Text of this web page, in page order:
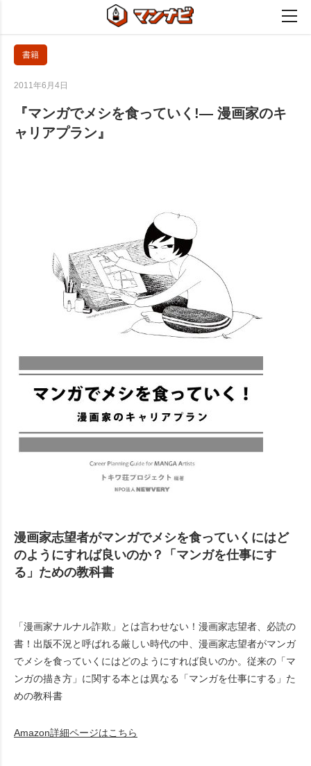
書籍
2011年6月4日
『マンガでメシを食っていく!― 漫画家のキ
ャリアプラン』
漫画家志望者がマンガでメシを食っていくにはど
のようにすれば良いのか？「マンガを仕事にす
る」ための教科書
「漫画家ナルナル詐欺」とは言わせない！漫画家志望者、必読の
書！出版不況と呼ばれる厳しい時代の中、漫画家志望者がマンガ
でメシを食っていくにはどのようにすれば良いのか。従来の「マ
ンガの描き方」に関する本とは異なる「マンガを仕事にする」た
めの教科書
Amazon詳細ページはこちら